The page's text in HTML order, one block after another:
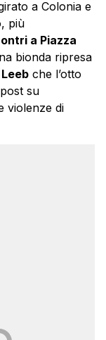
a Colonia e
più
a Piazza
bionda ripresa
che l’otto
su
violenze di